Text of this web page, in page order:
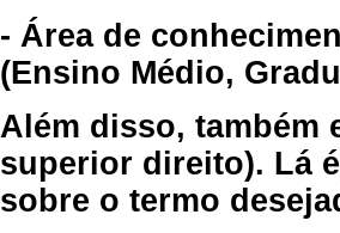
- Área de
(Ensino Médio,
Além disso, também
superior direito). Lá
sobre o termo